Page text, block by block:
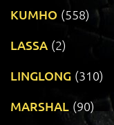
KUMHO (558)
LASSA (2)
LINGLONG (310)
MARSHAL (90)